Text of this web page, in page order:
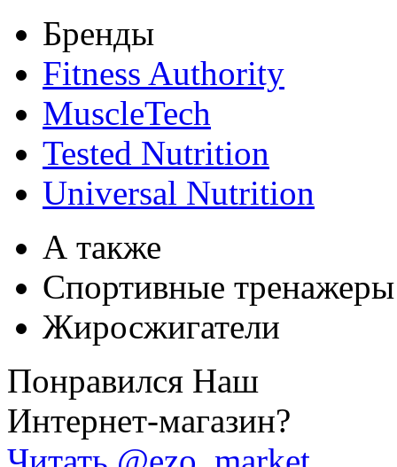
Бренды
Fitness Authority
MuscleTech
Tested Nutrition
Universal Nutrition
А также
Спортивные тренажеры
Жиросжигатели
Понравился Наш
Интернет-магазин?